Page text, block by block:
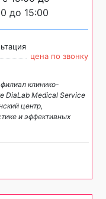
до 15:00
цена по звонку
клинико-
DiaLab Medical Service
центр,
и эффективных